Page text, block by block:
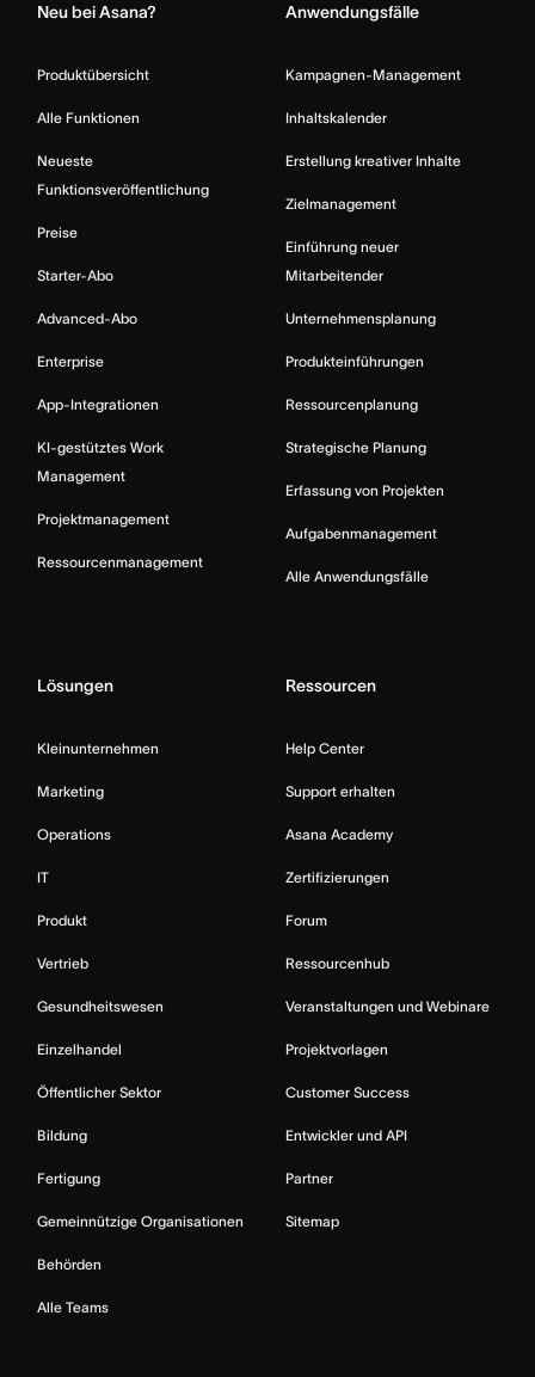
Neu bei Asana?
Produktübersicht
Alle Funktionen
Neueste
Funktionsveröffentlichung
Preise
Starter-Abo
Advanced-Abo
Enterprise
App-Integrationen
KI-gestütztes Work
Management
Projektmanagement
Ressourcenmanagement
Anwendungsfälle
Kampagnen-Management
Inhaltskalender
Erstellung kreativer Inhalte
Zielmanagement
Einführung neuer
Mitarbeitender
Unternehmensplanung
Produkteinführungen
Ressourcenplanung
Strategische Planung
Erfassung von Projekten
Aufgabenmanagement
Alle Anwendungsfälle
Lösungen
Kleinunternehmen
Marketing
Operations
IT
Produkt
Vertrieb
Gesundheitswesen
Einzelhandel
Öffentlicher Sektor
Bildung
Fertigung
Gemeinnützige Organisationen
Behörden
Alle Teams
Ressourcen
Help Center
Support erhalten
Asana Academy
Zertifizierungen
Forum
Ressourcenhub
Veranstaltungen und Webinare
Projektvorlagen
Customer Success
Entwickler und API
Partner
Sitemap